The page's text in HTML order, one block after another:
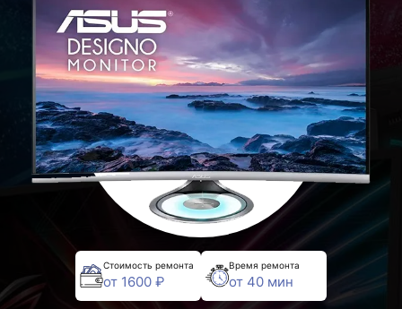
Стоимость ремонта
от 1600 ₽
Время ремонта
от 40 мин